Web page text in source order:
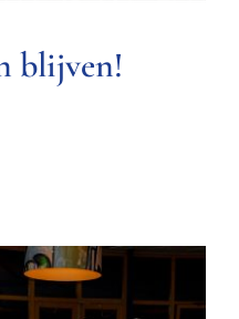
blijven!